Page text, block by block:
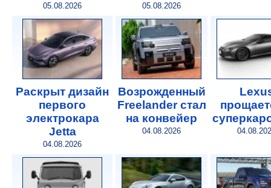
05.08.2026 05.08.2026
Раскрыт дизайн
первого
электрокара
Jetta
04.08.2026
Возрожденный
Freelander стал
на конвейер
04.08.2026